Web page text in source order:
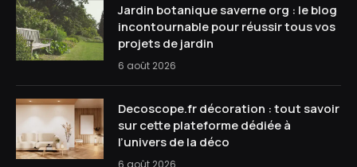
Jardin botanique saverne org : le blog
incontournable pour réussir tous vos
projets de jardin
6 août 2026
Decoscope.fr décoration : tout savoir
sur cette plateforme dédiée à
l’univers de la déco
6 août 2026